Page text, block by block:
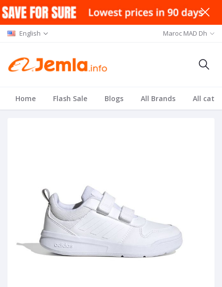
English Maroc MAD Dh
Home Flash Sale Blogs All Brands All